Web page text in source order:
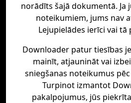
norādīts šajā dokumentā. Ja
noteikumiem, jums nav
Lejupielādes ierīci vai tā
Downloader patur tiesības
mainīt, atjaunināt vai
sniegšanas noteikumus
Turpinot izmantot
pakalpojumus, jūs